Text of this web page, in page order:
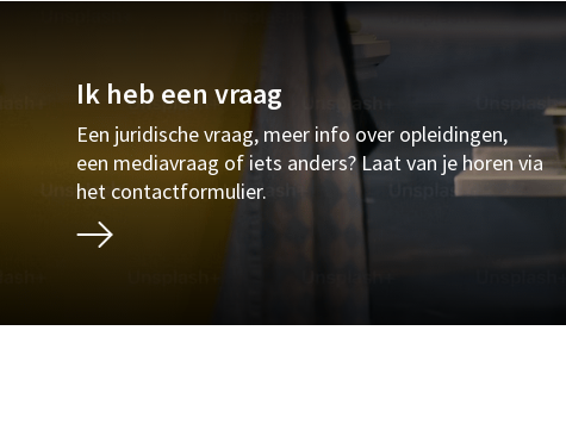
Ik heb een vraag
Een juridische vraag, meer info over opleidingen,
een mediavraag of iets anders? Laat van je horen via
het contactformulier.